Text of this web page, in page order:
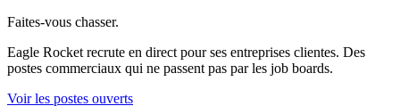
Faites-vous chasser.
Eagle Rocket recrute en direct pour ses entreprises clientes. Des
postes commerciaux qui ne passent pas par les job boards.
Voir les postes ouverts